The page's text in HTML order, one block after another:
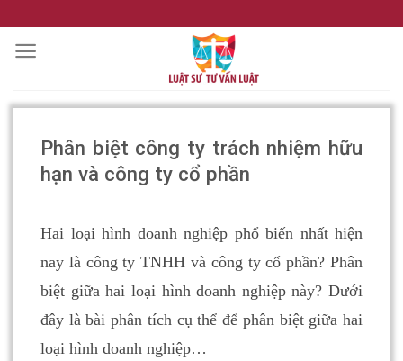
to
content
Phân biệt công ty trách nhiệm hữu
hạn và công ty cổ phần
Hai loại hình doanh nghiệp phổ biến nhất hiện
nay là công ty TNHH và công ty cổ phần? Phân
biệt giữa hai loại hình doanh nghiệp này? Dưới
đây là bài phân tích cụ thể để phân biệt giữa hai
loại hình doanh nghiệp…